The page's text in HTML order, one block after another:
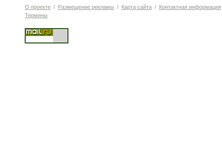
О проекте / Размещение рекламы / Карта сайта / Контактная информация
Термины